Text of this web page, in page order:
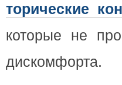
торические
которые не
дискомфорта.